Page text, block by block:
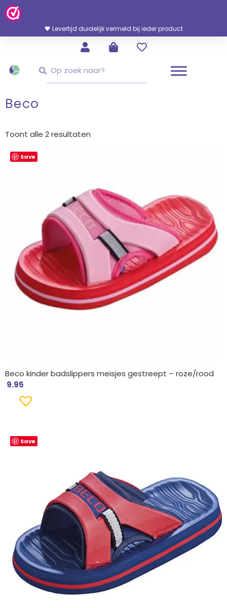
Ga
Naar
Inhoud
🖤 Snelle en persoonlijke service. Uit voorraad geleverd
Beco
Toont alle 2 resultaten
Save
Beco kinder badslippers meisjes gestreept – roze/rood
9.95
Save